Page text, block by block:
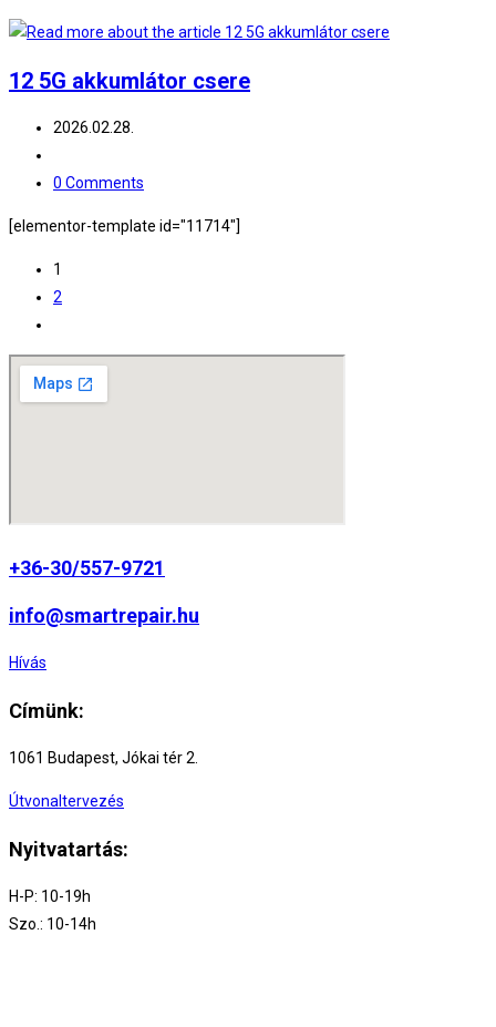
12 5G akkumlátor csere
Post
2026.02.28.
category:
Post
0 Comments
[elementor-template id="11714"]
1
2
to
the
next
+36-30/557-9721
info@smartrepair.hu
Hívás
Címünk:
1061 Budapest, Jókai tér 2.
Útvonaltervezés
Nyitvatartás:
H-P: 10-19h
Szo.: 10-14h